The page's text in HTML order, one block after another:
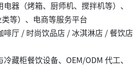
器（烤箱、厨师机、搅拌机等）、
等）、电商等服务平台
厅 / 时尚饮品店 / 冰淇淋店 / 餐饮店
藏柜餐饮设备、OEM/ODM 代工、